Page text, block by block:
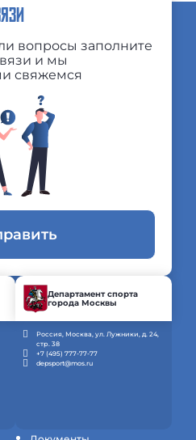
вопросы заполните
и мы
свяжемся
Департамент спорта
города Москвы
Россия, Москва, ул. Лужники, д. 24,
стр. 38
+7 (495) 777-77-77
depsport@mos.ru